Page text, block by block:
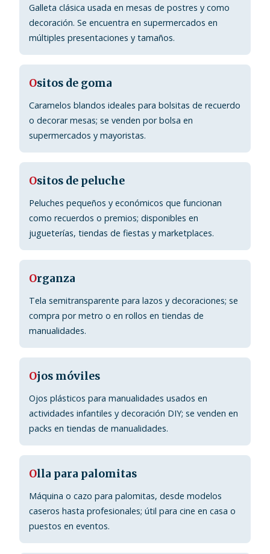
Galleta clásica usada en mesas de postres y como
decoración. Se encuentra en supermercados en
múltiples presentaciones y tamaños.
Ositos de goma
Caramelos blandos ideales para bolsitas de recuerdo
o decorar mesas; se venden por bolsa en
supermercados y mayoristas.
Ositos de peluche
Peluches pequeños y económicos que funcionan
como recuerdos o premios; disponibles en
jugueterías, tiendas de fiestas y marketplaces.
Organza
Tela semitransparente para lazos y decoraciones; se
compra por metro o en rollos en tiendas de
manualidades.
Ojos móviles
Ojos plásticos para manualidades usados en
actividades infantiles y decoración DIY; se venden en
packs en tiendas de manualidades.
Olla para palomitas
Máquina o cazo para palomitas, desde modelos
caseros hasta profesionales; útil para cine en casa o
puestos en eventos.